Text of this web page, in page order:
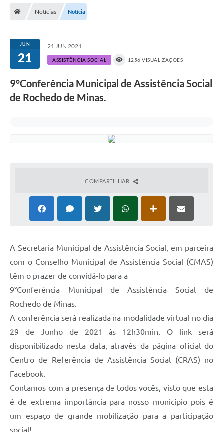
Notícias Notícia
JUN
21
21 JUN 2021
ASSISTÊNCIA SOCIAL 1256 VISUALIZAÇÕES
9°Conferência Municipal de Assistência Social
de Rochedo de Minas.
COMPARTILHAR
A Secretaria Municipal de Assistência Social, em parceira
com o Conselho Municipal de Assistência Social (CMAS)
têm o prazer de convidá-lo para a
9°Conferência Municipal de Assistência Social de
Rochedo de Minas.
A conferência será realizada na modalidade virtual no dia
29 de Junho de 2021 às 12h30min. O link será
disponibilizado nesta data, através da página oficial do
Centro de Referência de Assistência Social (CRAS) no
Facebook.
Contamos com a presença de todos vocês, visto que esta
é de extrema importância para nosso município pois é
um espaço de grande mobilização para a participação
social!